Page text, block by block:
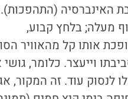
האינברסיה
מעלה; בלחץ קבוע,
אותו קל מהאוויר
וייעצר. כלומר, גושי
לנסוק עוד. זה המקור,